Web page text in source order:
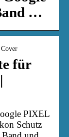
…
für
PIXEL
Schutz